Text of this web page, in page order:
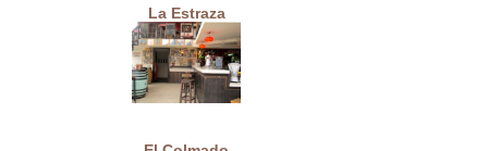
La Estraza